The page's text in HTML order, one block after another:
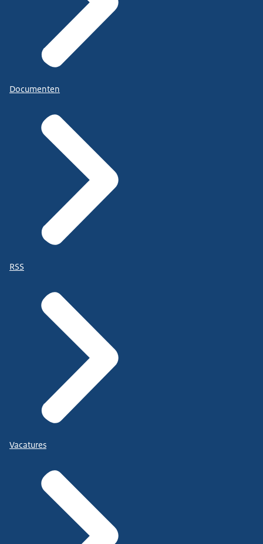
Documenten
RSS
Vacatures